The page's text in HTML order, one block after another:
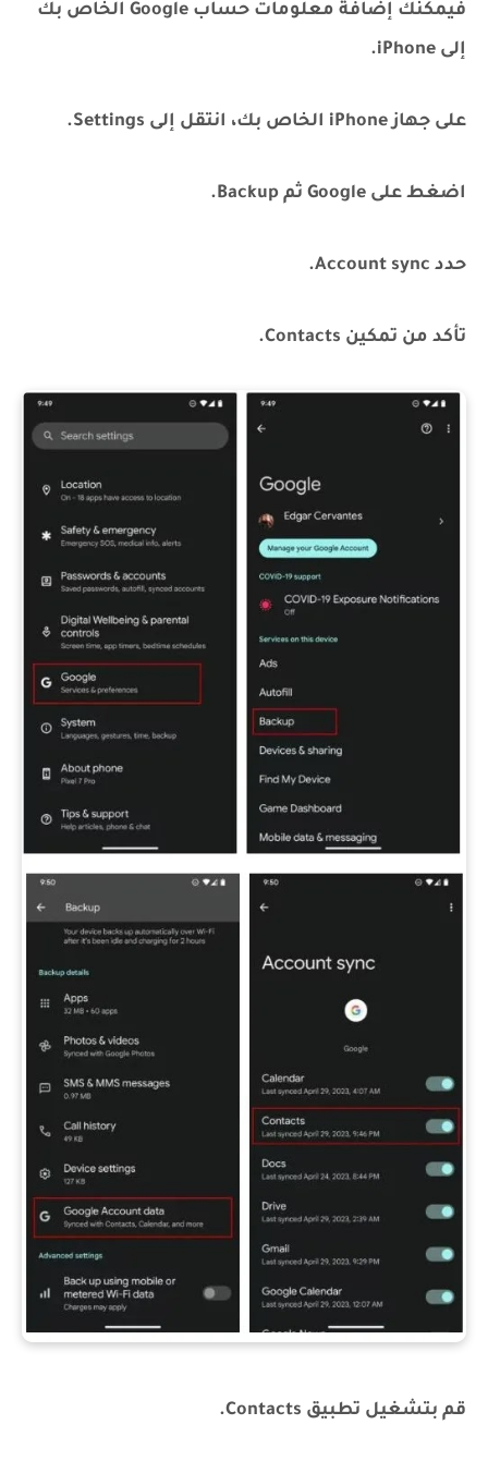
فيمكنك إضافة معلومات حساب Google الخاص بك
إلى iPhone.
على جهاز iPhone الخاص بك، انتقل إلى Settings.
اضغط على Google ثم Backup.
حدد Account sync.
تأكد من تمكين Contacts.
قم بتشغيل تطبيق Contacts.